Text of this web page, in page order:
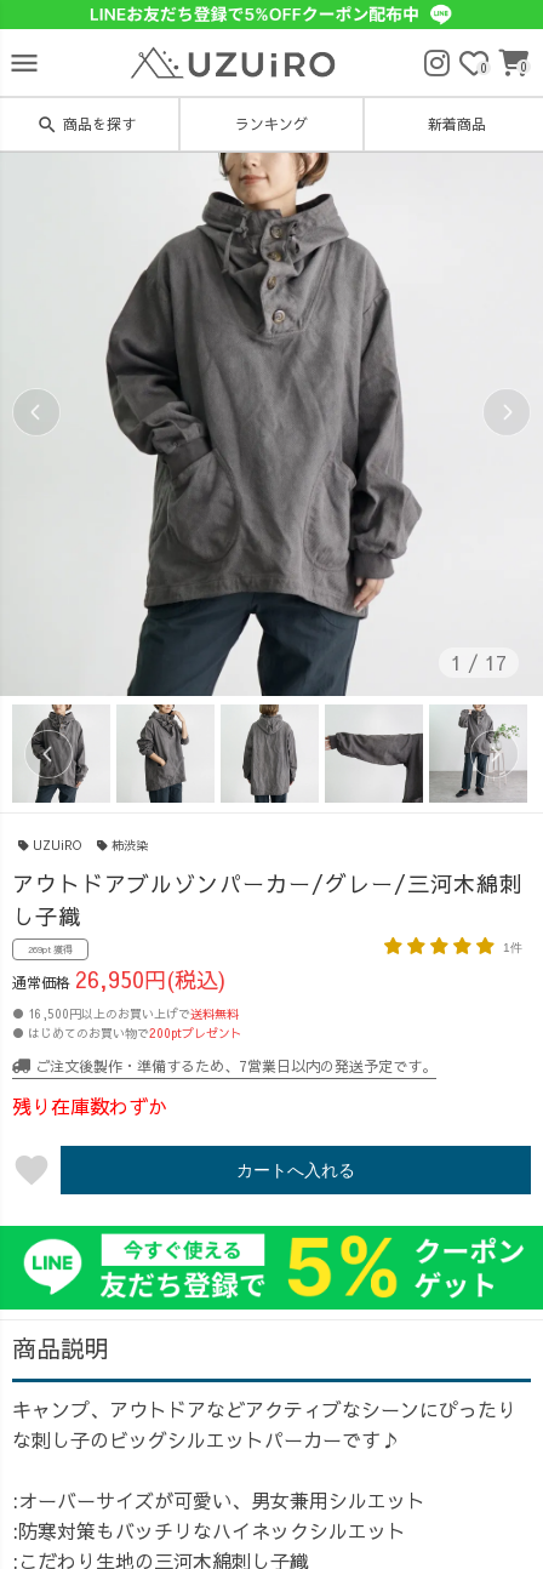
menu 0 0
search 商品を探す ランキング 新着商品
1 / 17
UZUiRO 柿渋染
アウトドアブルゾンパーカー/グレー/三河木綿刺
し子織
269pt 獲得 1件
通常価格 26,950円(税込)
● 16,500円以上のお買い上げで送料無料
● はじめてのお買い物で200ptプレゼント
ご注文後製作・準備するため、7営業日以内の発送予定です。
残り在庫数わずか
favorite カートへ入れる
商品説明
キャンプ、アウトドアなどアクティブなシーンにぴったり
な刺し子のビッグシルエットパーカーです♪
:オーバーサイズが可愛い、男女兼用シルエット
:防寒対策もバッチリなハイネックシルエット
:こだわり生地の三河木綿刺し子織